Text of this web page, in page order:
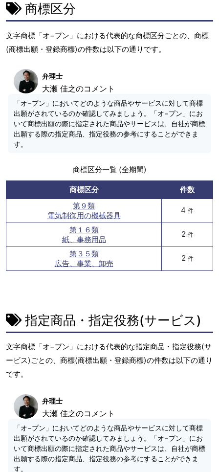
商標区分
文字商標「オ−プン」における代表的な商標区分ごとの、商標
(商標出願・登録商標)の件数は以下の通りです。
弁理士
大瀬 佳之のコメント
「オ−プン」においてどのような商品やサービスに対して商標
出願がされているのか確認してみましょう。「オ−プン」にお
いて商標出願の際に指定された商品やサービスは、自社が商標
出願する際の指定商品、指定役務の参考にすることができま
す。
商標区分一覧 (全期間)
商標区分
件数
第９類
電気制御用の機械器具
4 件
第１６類
紙、事務用品
2 件
第３５類
広告、事業、卸売
2 件
指定商品・指定役務(サービス)
文字商標「オ−プン」における代表的な指定商品・指定役務(サ
ービス)ごとの、商標(商標出願・登録商標)の件数は以下の通り
です。
弁理士
大瀬 佳之のコメント
「オ−プン」においてどのような商品やサービスに対して商標
出願がされているのか確認してみましょう。「オ−プン」にお
いて商標出願の際に指定された商品やサービスは、自社が商標
出願する際の指定商品、指定役務の参考にすることができま
す。